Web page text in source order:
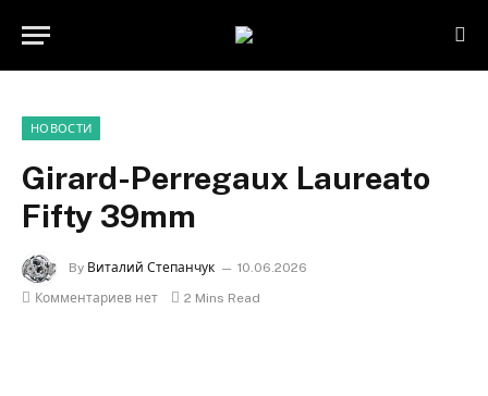
НОВОСТИ
Girard-Perregaux Laureato
Fifty 39mm
By Виталий Степанчук
10.06.2026
Комментариев нет
2 Mins Read